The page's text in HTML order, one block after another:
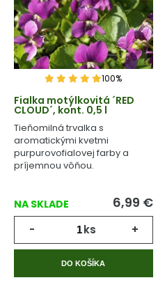
100%
Fialka motýlkovitá ´RED
CLOUD´, kont. 0,5 l
Tieňomilná trvalka s
aromatickými kvetmi
purpurovofialovej farby a
príjemnou vôňou.
NA SKLADE 6,99 €
- ks +
DO KOŠÍKA